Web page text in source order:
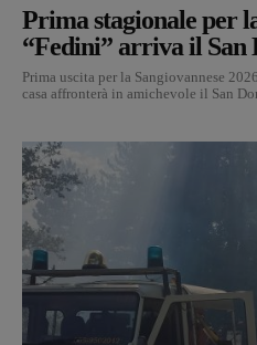
Prima stagionale per
“Fedini” arriva il San
Prima uscita per la Sangiovannese
casa affronterà in amichevole il San